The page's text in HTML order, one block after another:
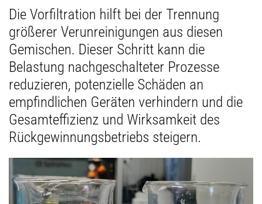
Die Vorfiltration hilft bei der Trennung
größerer Verunreinigungen aus diesen
Gemischen. Dieser Schritt kann die
Belastung nachgeschalteter Prozesse
reduzieren, potenzielle Schäden an
empfindlichen Geräten verhindern und die
Gesamteffizienz und Wirksamkeit des
Rückgewinnungsbetriebs steigern.